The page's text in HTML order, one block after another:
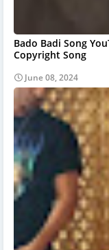
Bado Badi Song
Copyright Song
June 08, 2024